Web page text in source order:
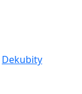
Dekubity